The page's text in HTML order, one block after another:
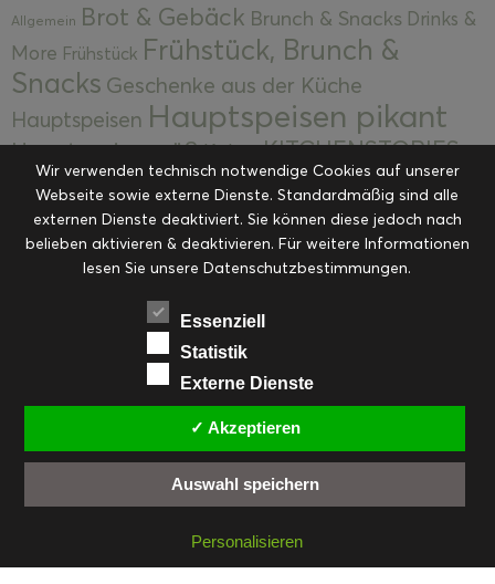
Allgemein Brot & Gebäck Brunch & Snacks Drinks &
More Frühstück Frühstück, Brunch &
Snacks Geschenke aus der Küche
Hauptspeisen Hauptspeisen pikant
Hauptspeisen süßKekseKITCHENSTORIES
Kuchen, Torten & Desserts Kuchen und
Desserts Kulinarik Kulinarische Mitbringsel &
Eingemachtes Ohne Kategorie Ostern Resteküche
RezepteSaisonalSliderStartseite
Suppen, Salate & Vorspeisen
Vorspeisen, Salate & Suppen
Weihnachten Workshops & Events
FACEBOOK PINTEREST
EMAIL
INSTAGRAM
© cookiteasy.at by Simone Kemptner | powered byECKER Digital IT Solutions
Wir verwenden technisch notwendige Cookies auf unserer
Webseite sowie externe Dienste. Standardmäßig sind alle
externen Dienste deaktiviert. Sie können diese jedoch nach
belieben aktivieren & deaktivieren. Für weitere Informationen
lesen Sie unsere Datenschutzbestimmungen.
Essenziell
Statistik
Externe Dienste
✓ Akzeptieren
Auswahl speichern
Personalisieren